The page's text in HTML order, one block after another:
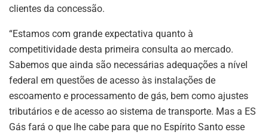
clientes da concessão.
“Estamos com grande expectativa quanto à
competitividade desta primeira consulta ao mercado.
Sabemos que ainda são necessárias adequações a nível
federal em questões de acesso às instalações de
escoamento e processamento de gás, bem como ajustes
tributários e de acesso ao sistema de transporte. Mas a ES
Gás fará o que lhe cabe para que no Espírito Santo esse